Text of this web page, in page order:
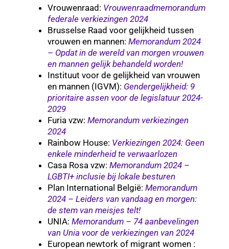
Vrouwenraad: Vrouwenraadmemorandum
federale verkiezingen 2024
Brusselse Raad voor gelijkheid tussen
vrouwen en mannen:Memorandum 2024
– Opdat in de wereld van morgen vrouwen
en mannen gelijk behandeld worden!
Instituut voor de gelijkheid van vrouwen
en mannen (IGVM): Gendergelijkheid: 9
prioritaire assen voor de legislatuur 2024-
2029
Furia vzw:Memorandum verkiezingen
2024
Rainbow House: Verkiezingen 2024: Geen
enkele minderheid te verwaarlozen
Casa Rosa vzw:Memorandum 2024 –
LGBTI+ inclusie bij lokale besturen
Plan International België:Memorandum
2024 – Leiders van vandaag en morgen:
de stem van meisjes telt!
UNIA:Memorandum – 74 aanbevelingen
van Unia voor de verkiezingen van 2024
European newtork of migrant women :